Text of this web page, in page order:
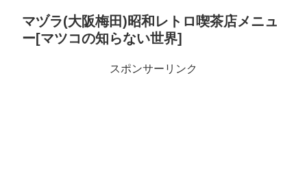
マヅラ(大阪梅田)昭和レトロ喫茶店メニュ
ー[マツコの知らない世界]
スポンサーリンク